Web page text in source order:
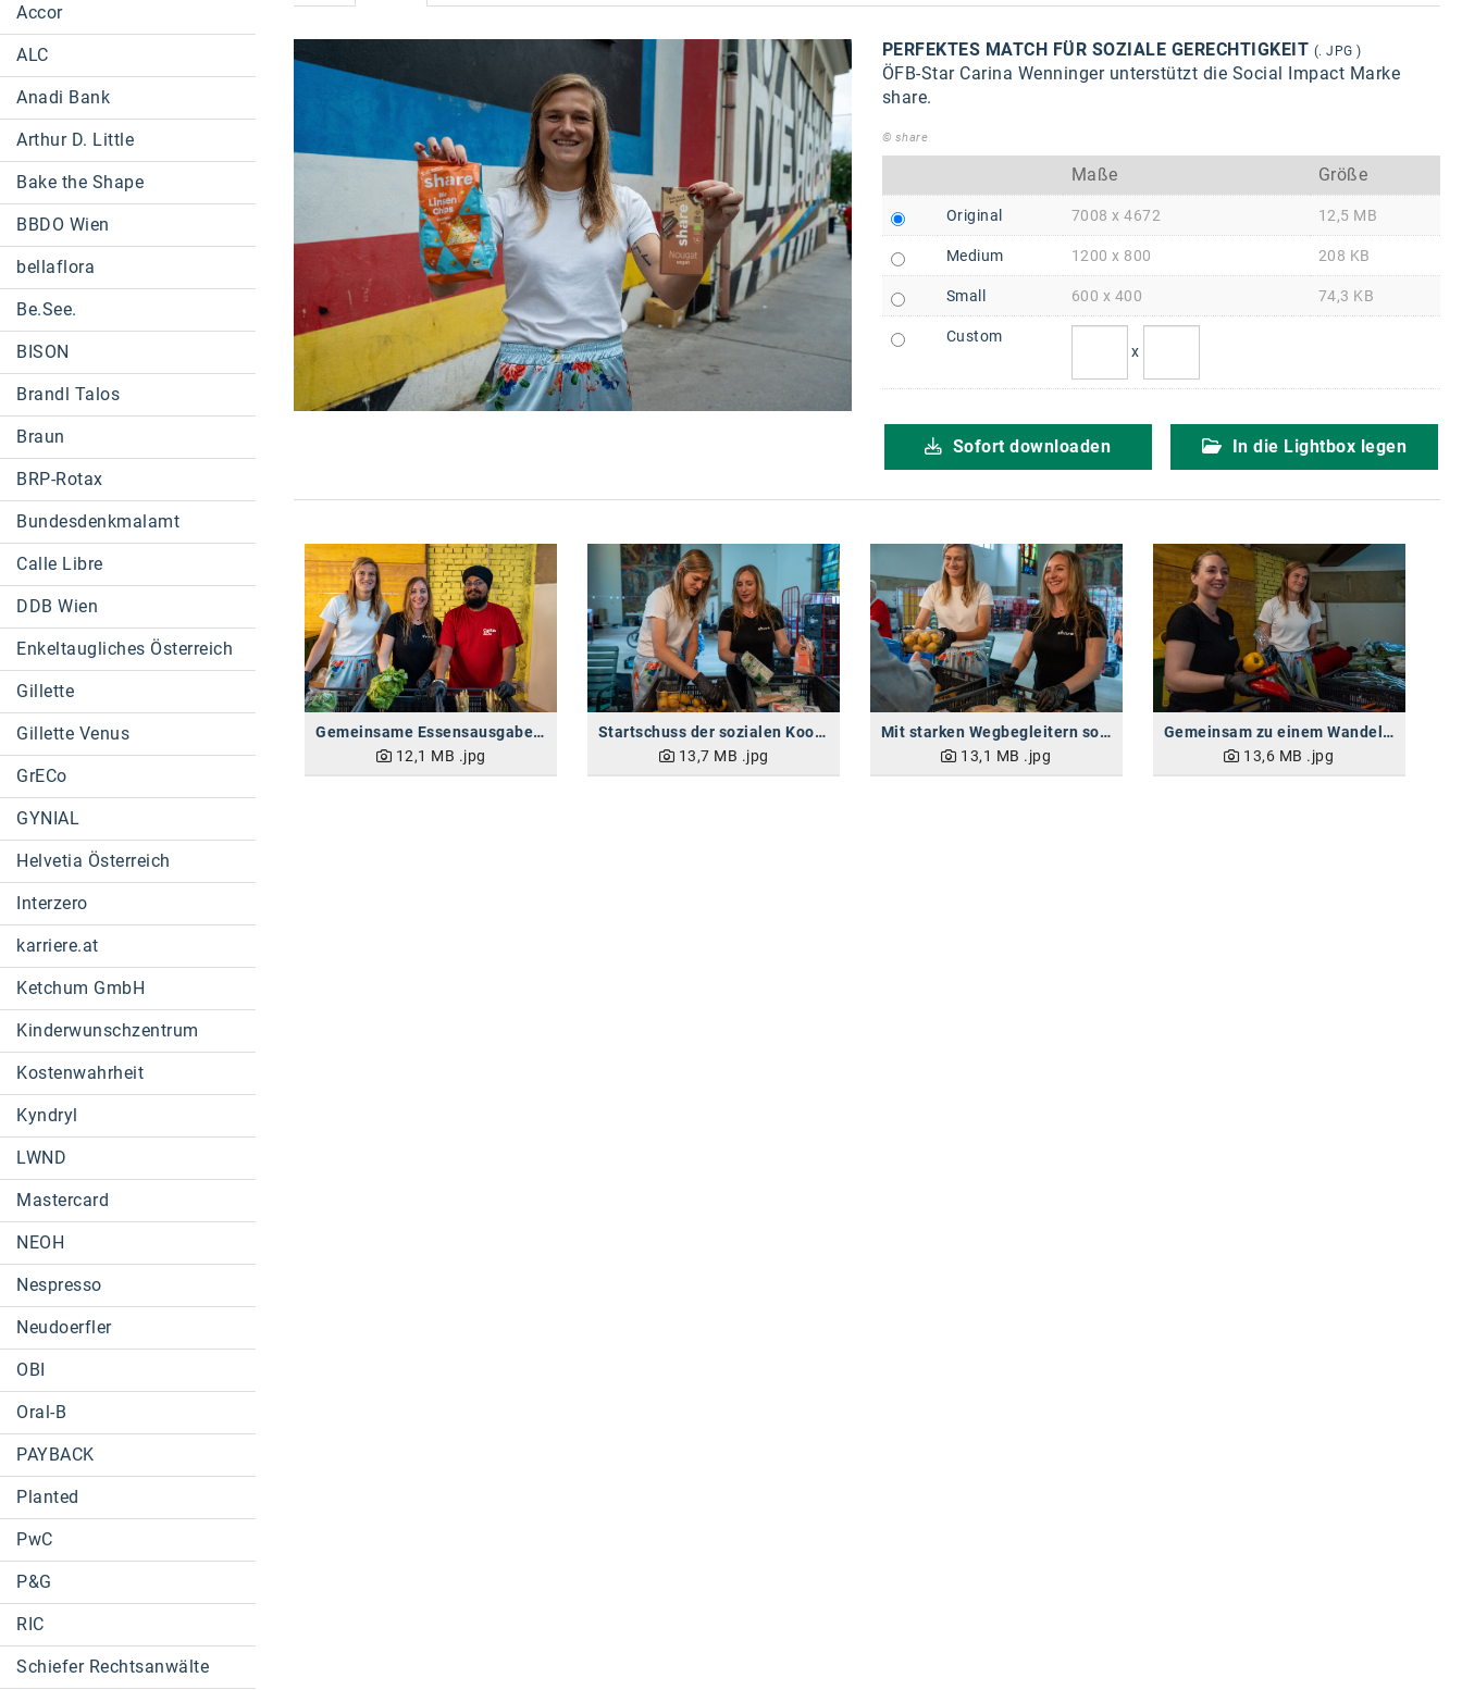
Accor
ALC
Anadi Bank
Arthur D. Little
Bake the Shape
BBDO Wien
bellaflora
Be.See.
BISON
Brandl Talos
Braun
BRP-Rotax
Bundesdenkmalamt
Calle Libre
DDB Wien
Enkeltaugliches Österreich
Gillette
Gillette Venus
GrECo
GYNIAL
Helvetia Österreich
Interzero
karriere.at
Ketchum GmbH
Kinderwunschzentrum
Kostenwahrheit
Kyndryl
LWND
Mastercard
NEOH
Nespresso
Neudoerfler
OBI
Oral-B
PAYBACK
Planted
PwC
P&G
RIC
Schiefer Rechtsanwälte
PERFEKTES MATCH FÜR SOZIALE GERECHTIGKEIT (. JPG )
ÖFB-Star Carina Wenninger unterstützt die Social Impact Marke
share.
© share
Maße Größe
Original 7008 x 4672 12,5 MB
Medium 1200 x 800 208 KB
Small 600 x 400 74,3 KB
Custom
x
Sofort downloaden In die Lightbox legen
Gemeinsame Essensausgabe mit der Caritas
12,1 MB .jpg
Startschuss der sozialen Kooperation
13,7 MB .jpg
Mit starken Wegbegleitern sozialen Impact schaffen
13,1 MB .jpg
Gemeinsam zu einem Wandel betragen
13,6 MB .jpg